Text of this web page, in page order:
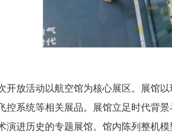
开放活动以航空馆为核心展区。展馆
控系统等相关展品。展馆立足时代背
演进历史的专题展馆。馆内陈列整机